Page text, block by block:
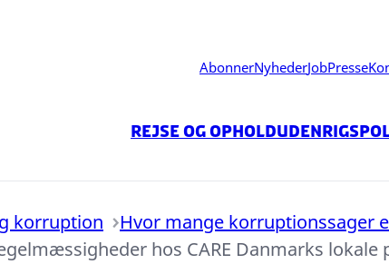
AbonnerNyhederJobPresse
Rejse og ophold
korruption Hvor mange korruptionssager
hos CARE Danmarks lokale